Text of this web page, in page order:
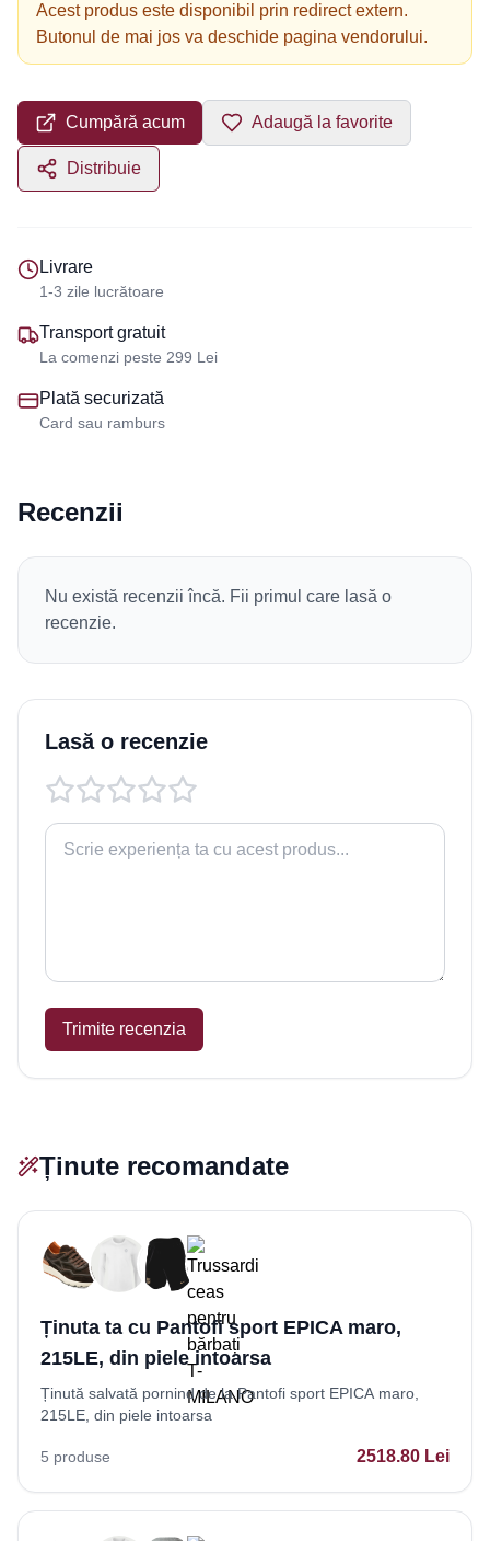
Acest produs este disponibil prin redirect extern.
Butonul de mai jos va deschide pagina vendorului.
Cumpără acum Adaugă la favorite
Distribuie
Livrare
1-3 zile lucrătoare
Transport gratuit
La comenzi peste 299 Lei
Plată securizată
Card sau ramburs
Recenzii
Nu există recenzii încă. Fii primul care lasă o
recenzie.
Lasă o recenzie
Trimite recenzia
Ținute recomandate
Ținuta ta cu Pantofi sport EPICA maro,
215LE, din piele intoarsa
Ținută salvată pornind de la Pantofi sport EPICA maro,
215LE, din piele intoarsa
5 produse 2518.80 Lei